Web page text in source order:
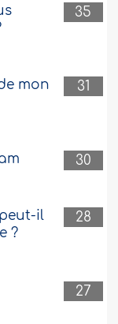
35
31
mon
30
28
il
?
27